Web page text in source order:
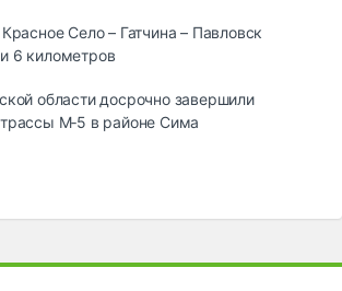
Село – Гатчина – Павловск
6 километров
области досрочно завершили
М‑5 в районе Сима